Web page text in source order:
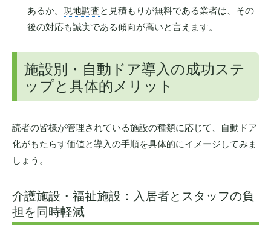
あるか。 現地調査と見積もりが無料である業者は、その
後の対応も誠実である傾向が高いと言えます。
施設別・自動ドア導入の成功ステ
ップと具体的メリット
読者の皆様が管理されている施設の種類に応じて、自動ドア
化がもたらす価値と導入の手順を具体的にイメージしてみま
しょう。
介護施設・福祉施設：入居者とスタッフの負
担を同時軽減